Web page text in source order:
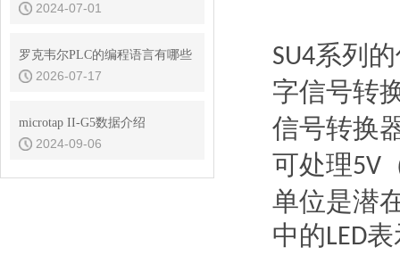
2024-07-01
罗克韦尔PLC的编程语言有哪些
2026-07-17
microtap II-G5数据介绍
2024-09-06
SU4系列
字信号转
信号转换
可处理5V
单位是潜
中的LED